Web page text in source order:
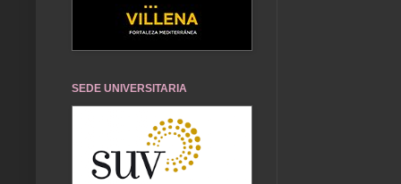
SEDE UNIVERSITARIA